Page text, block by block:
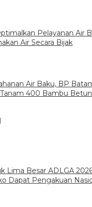
Pelayanan Air
Air Secara Bijak
Air Baku, BP
400 Bambu
Lima Besar ADLGA
Dapat Pengakuan